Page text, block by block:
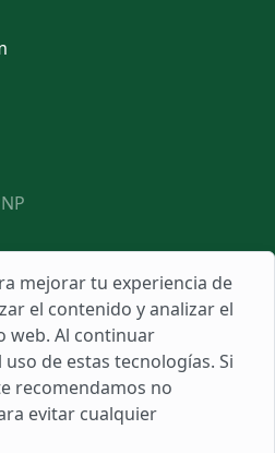
mejorar tu experiencia de
el contenido y analizar el
web. Al continuar
de estas tecnologías. Si
recomendamos no
evitar cualquier